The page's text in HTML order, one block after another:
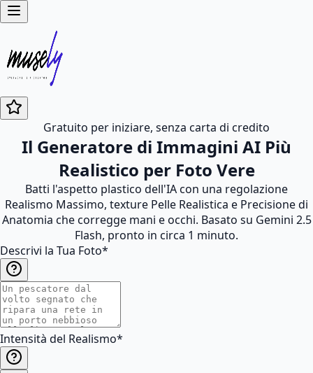
Gratuito per iniziare, senza carta di credito
Il Generatore di Immagini AI Più
Realistico per Foto Vere
Batti l'aspetto plastico dell'IA con una regolazione
Realismo Massimo, texture Pelle Realistica e Precisione di
Anatomia che corregge mani e occhi. Basato su Gemini 2.5
Flash, pronto in circa 1 minuto.
Descrivi la Tua Foto*
Intensità del Realismo*